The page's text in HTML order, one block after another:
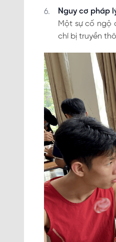
Nguy cơ pháp
Một sự cố ngộ
chí bị truyền